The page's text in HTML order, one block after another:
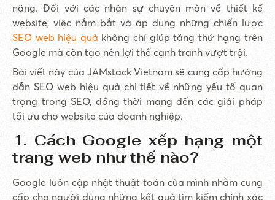
năng. Đối với các nhân sự chuyên môn về thiết kế
website, việc nắm bắt và áp dụng những chiến lược
SEO web hiệu quả không chỉ giúp tăng thứ hạng trên
Google mà còn tạo nên lợi thế cạnh tranh vượt trội.
Bài viết này của JAMstack Vietnam sẽ cung cấp hướng
dẫn SEO web hiệu quả chi tiết về những yếu tố quan
trọng trong SEO, đồng thời mang đến các giải pháp
tối ưu cho website của doanh nghiệp.
1. Cách Google xếp hạng một
trang web như thế nào?
Google luôn cập nhật thuật toán của mình nhằm cung
cấp cho người dùng những kết quả tìm kiếm chính xác